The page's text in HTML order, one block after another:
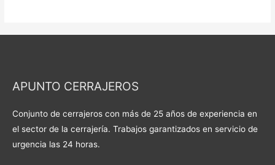
APUNTO CERRAJEROS
Conjunto de cerrajeros con más de 25 años de experiencia en
el sector de la cerrajería. Trabajos garantizados en servicio de
urgencia las 24 horas.